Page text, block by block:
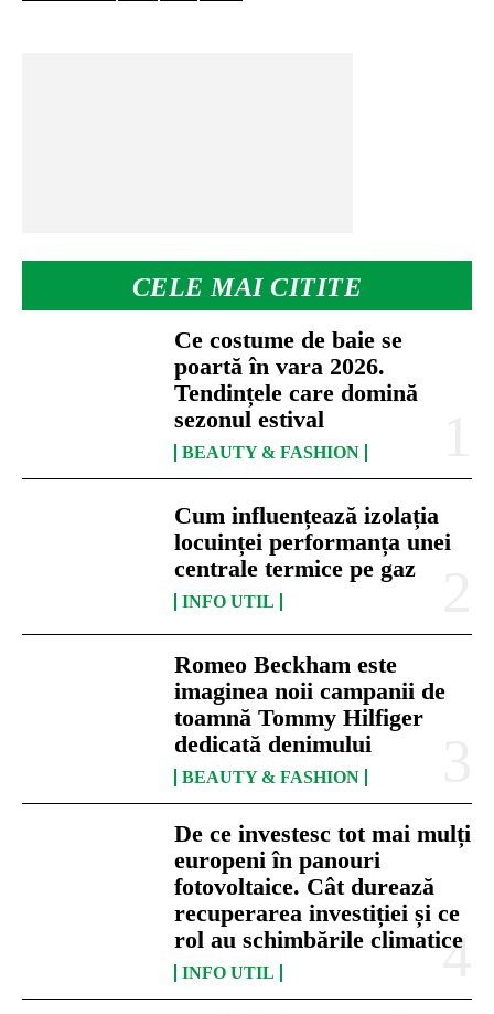
CELE MAI CITITE
Ce costume de baie se
poartă în vara 2026.
Tendințele care domină
sezonul estival
BEAUTY & FASHION
Cum influențează izolația
locuinței performanța unei
centrale termice pe gaz
INFO UTIL
Romeo Beckham este
imaginea noii campanii de
toamnă Tommy Hilfiger
dedicată denimului
BEAUTY & FASHION
De ce investesc tot mai mulți
europeni în panouri
fotovoltaice. Cât durează
recuperarea investiției și ce
rol au schimbările climatice
INFO UTIL